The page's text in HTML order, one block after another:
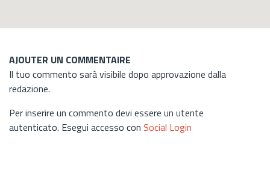
AJOUTER UN COMMENTAIRE
Il tuo commento sarà visibile dopo approvazione dalla
redazione.
Per inserire un commento devi essere un utente
autenticato. Esegui accesso con Social Login